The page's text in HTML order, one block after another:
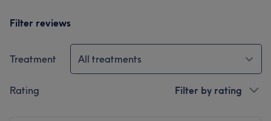
Filter reviews
Treatment All treatments
Rating Filter by rating